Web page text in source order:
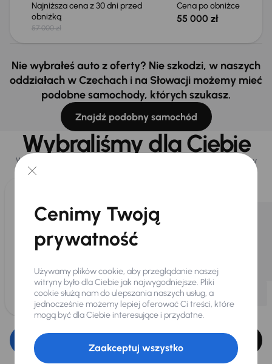
Najniższa cena z 30 dni przed
obniżką
57 000 zł
Cena po obniżce
55 000 zł
Nie wybrałeś auto z oferty? Nie szkodzi, w naszych
oddziałach w Czechach i na Słowacji możemy mieć
podobne samochody, których szukasz.
Znajdź podobny samochód
Wybraliśmy dla Ciebie
Wybieramy dla Ciebie
z naszej oferty. Kupimy
Cenimy Twoją
prywatność
Używamy plików cookie, aby przeglądanie naszej
witryny było dla Ciebie jak najwygodniejsze. Pliki
cookie służą nam do ulepszania naszych usług, a
jednocześnie możemy lepiej oferować Ci treści, które
mogą być dla Ciebie interesujące i przydatne.
Zaakceptuj wszystko